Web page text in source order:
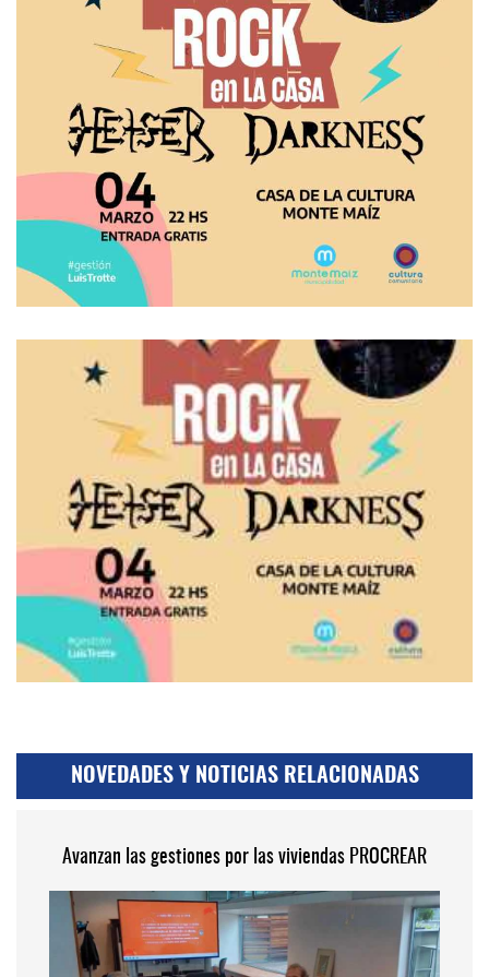
NOVEDADES Y NOTICIAS RELACIONADAS
Avanzan las gestiones por las viviendas PROCREAR